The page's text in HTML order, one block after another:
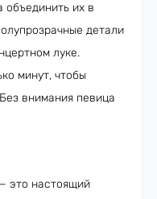
объединить их в
детали
луке.
минут, чтобы
внимания певица
это настоящий